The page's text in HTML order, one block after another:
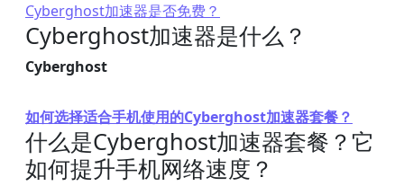
Cyberghost加速器是否免费？
Cyberghost加速器是什么？
Cyberghost
如何选择适合手机使用的Cyberghost加速器套餐？
什么是Cyberghost加速器套餐？它
如何提升手机网络速度？